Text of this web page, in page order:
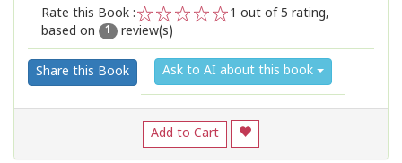
Rate this Book :
2
1
1 out of 5 rating,
based on
1 review(s)
Share this Book Ask to AI about this book
Add to Cart